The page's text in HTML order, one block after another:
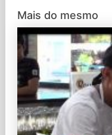
Mais do mesmo